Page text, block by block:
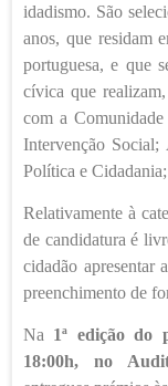
idadismo. São
anos, que residam
portuguesa, e que
cívica que
com a Comunidade
Intervenção Social;
Política e
Relativamente à
de candidatura é
cidadão apresentar
preenchimento de
Na 1ª edição do
18:00h, no